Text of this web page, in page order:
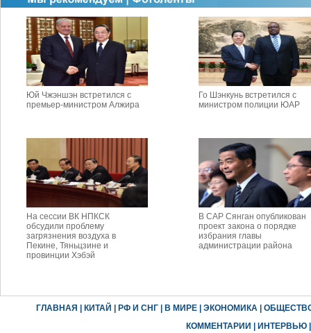
Юй Чжэншэн встретился с
премьер-министром Алжира
Го Шэнкунь встретился с
министром полиции ЮАР
На сессии ВК НПКСК
обсудили проблему
загрязнения воздуха в
Пекине, Тяньцзине и
провинции Хэбэй
В САР Сянган опубликован
проект закона о порядке
избрания главы
администрации района
ГЛАВНАЯ КИТАЙ РФ И СНГ| В МИРЕ| ЭКОНОМИКА|
КОММЕНТАРИИ
ИНТЕРВЬЮ